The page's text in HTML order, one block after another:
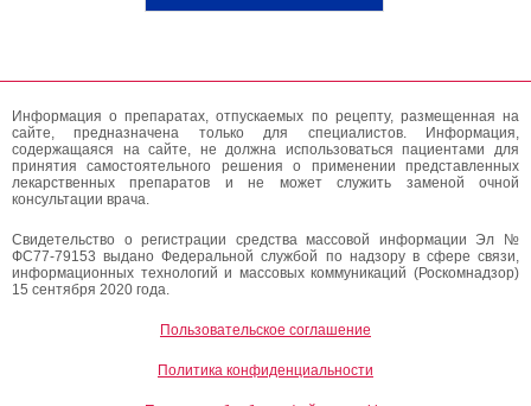
Информация о препаратах, отпускаемых по рецепту, размещенная на
сайте, предназначена только для специалистов. Информация,
содержащаяся на сайте, не должна использоваться пациентами для
принятия самостоятельного решения о применении представленных
лекарственных препаратов и не может служить заменой очной
консультации врача.
Свидетельство о регистрации средства массовой информации Эл №
ФС77-79153 выдано Федеральной службой по надзору в сфере связи,
информационных технологий и массовых коммуникаций (Роскомнадзор)
15 сентября 2020 года.
Пользовательское соглашение
Политика конфиденциальности